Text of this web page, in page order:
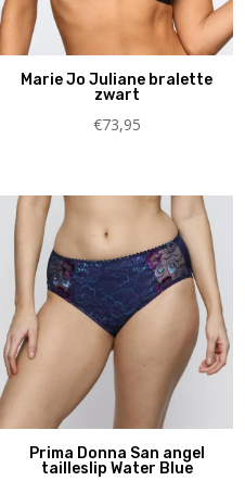
Marie Jo Juliane bralette
zwart
€73,95
Prima Donna San angel
tailleslip Water Blue